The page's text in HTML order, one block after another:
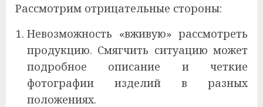
Рассмотрим отрицательные стороны:
Невозможность «вживую» рассмотреть
продукцию. Смягчить ситуацию может
подробное описание и четкие
фотографии изделий в разных
положениях.